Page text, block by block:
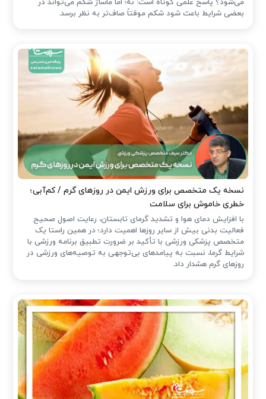
می‌شود؟ پاسخ علمی کوتاه است: نه؛ اما ماساژ شکم می‌تواند در
بعضی شرایط باعث شود شکم موقتاً صاف‌تر به نظر برسد.
نسخه یک متخصص برای ورزش ایمن در روزهای گرم / کم‌آبی؛
خطری خاموش برای سلامت
با افزایش دمای هوا و تشدید گرمای تابستان، رعایت اصول صحیح
فعالیت بدنی بیش از سایر روزها اهمیت دارد؛ در همین راستا یک
متخصص پزشکی ورزشی با تأکید بر ضرورت تطبیق برنامه ورزشی با
شرایط گرما، نسبت به پیامدهای بی‌توجهی به توصیه‌های ورزشی در
روزهای گرم هشدار داد.